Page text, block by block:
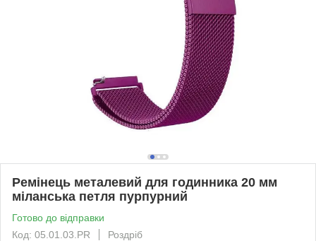
Ремінець металевий для годинника 20 мм
міланська петля пурпурний
Готово до відправки
Код: 05.01.03.PR
Роздріб